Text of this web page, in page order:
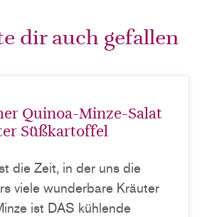
dir auch gefallen
Quinoa-Minze-Salat
Süßkartoffel
die Zeit, in der uns die
viele wunderbare Kräuter
ist DAS kühlende